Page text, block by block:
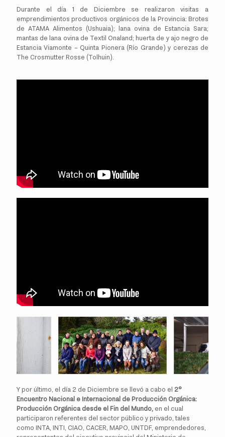
Durante el día 1 de Diciembre se realizaron visitas a
emprendimientos productivos orgánicos de la Provincia: Brotes
de ATAMA Alimentos (Ushuaia); lana ovina de Estancia Sara;
mantas de lana ovina de Textil Onaland; huerta de y ajo negro de
Estancia Viamonte – Quinta Pionera (Río Grande) y cerezas de
The Crosmutter Rosse (Tolhuin).
Y por último, el día 2 de Diciembre se llevó a cabo el 2°
Encuentro Nacional e Internacional de Producción Orgánica:
Producción Orgánica desde el Fin del Mundo, en el cual
participaron referentes del sector público y privado, tales
como INTA, INTI, CIAO, CACER, MAPO, UNTDF, emprendedores,